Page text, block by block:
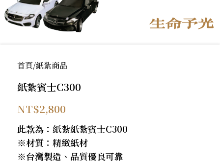
首頁 紙紮商品
紙紮賓士C300
NT$2,800
此款為：紙紮紙紮賓士C300
※材質：精緻紙材
※台灣製造、品質優良可靠